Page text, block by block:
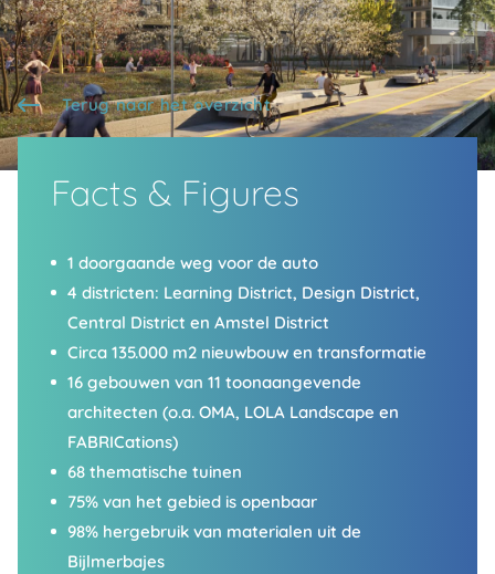
Terug naar het overzicht
Facts & Figures
1 doorgaande weg voor de auto
4 districten: Learning District, Design District,
Central District en Amstel District
Circa 135.000 m2 nieuwbouw en transformatie
16 gebouwen van 11 toonaangevende
architecten (o.a. OMA, LOLA Landscape en
FABRICations)
68 thematische tuinen
75% van het gebied is openbaar
98% hergebruik van materialen uit de
Bijlmerbajes